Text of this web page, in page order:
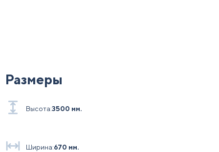
Размеры
Высота:3500 мм.
Ширина:670 мм.